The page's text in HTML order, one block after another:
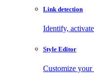
Link detection
Identify,
Style Editor
Customize